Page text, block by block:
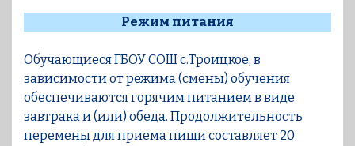
Режим питания
Обучающиеся ГБОУ СОШ с.Троицкое, в
зависимости от режима (смены) обучения
обеспечиваются горячим питанием в виде
завтрака и (или) обеда. Продолжительность
перемены для приема пищи составляет 20